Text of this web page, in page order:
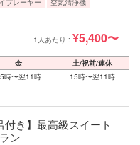
プレーヤー
空気清浄機
1人あたり : ¥5,400〜
金
土/祝前/連休
時〜翌11時 15時〜翌11時
付き】最高級スイート
ン